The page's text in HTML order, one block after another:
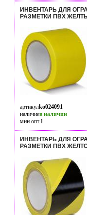
ИНВЕНТАРЬ ДЛЯ
РАЗМЕТКИ ПВХ
артикулko024091
наличиев наличии
мин опт.1
ИНВЕНТАРЬ ДЛЯ
РАЗМЕТКИ ПВХ